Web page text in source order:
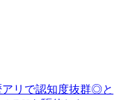
アリで認知度抜群◎と